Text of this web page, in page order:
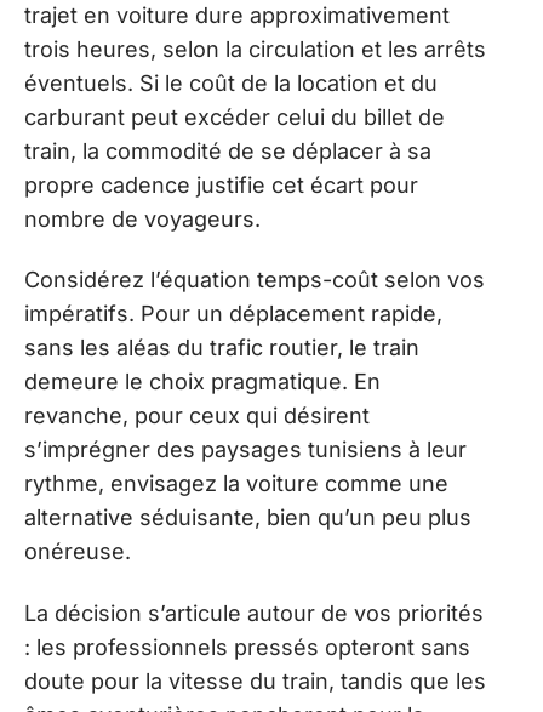
trajet en voiture dure approximativement
trois heures, selon la circulation et les arrêts
éventuels. Si le coût de la location et du
carburant peut excéder celui du billet de
train, la commodité de se déplacer à sa
propre cadence justifie cet écart pour
nombre de voyageurs.
Considérez l’équation temps-coût selon vos
impératifs. Pour un déplacement rapide,
sans les aléas du trafic routier, le train
demeure le choix pragmatique. En
revanche, pour ceux qui désirent
s’imprégner des paysages tunisiens à leur
rythme, envisagez la voiture comme une
alternative séduisante, bien qu’un peu plus
onéreuse.
La décision s’articule autour de vos priorités
: les professionnels pressés opteront sans
doute pour la vitesse du train, tandis que les